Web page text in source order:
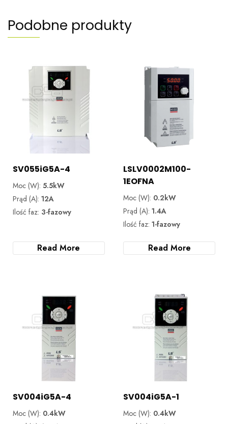
Podobne produkty
SV055iG5A-4
Moc (W): 5.5kW
Prąd (A): 12A
Ilość faz: 3-fazowy
Read More
LSLV0002M100-
1EOFNA
Moc (W): 0.2kW
Prąd (A):1.4A
Ilość faz:1-fazowy
Read More
SV004iG5A-4
Moc (W): 0.4kW
SV004iG5A-1
Moc (W): 0.4kW